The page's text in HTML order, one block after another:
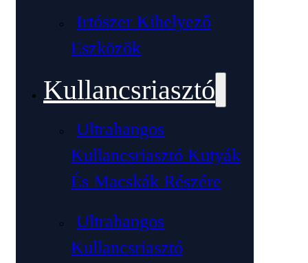
Irtószer Kihelyező
Eszközök
Kullancsriasztó
Ultrahangos
Kullancsriasztó Kutyák
És Macskák Részére
Ultrahangos
Kullancsriasztó